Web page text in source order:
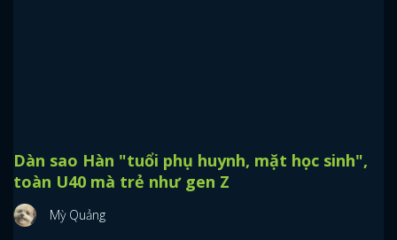
Dàn sao Hàn "tuổi phụ huynh, mặt học sinh",
toàn U40 mà trẻ như gen Z
Mỳ Quảng